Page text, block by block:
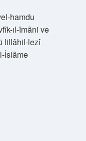
hamdu
ıl-îmâni ve
lillâhil-lezî
İslâme